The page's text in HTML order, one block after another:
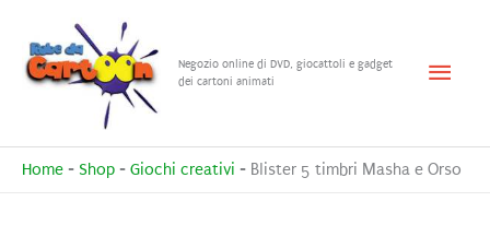
contenuto
Negozio online di DVD, giocattoli e gadget
dei cartoni animati
Menu
Home - Shop - Giochi creativi - Blister 5 timbri Masha e Orso